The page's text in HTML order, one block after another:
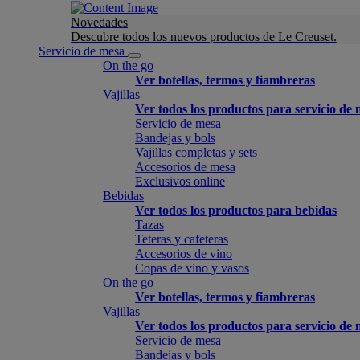
Novedades
Descubre todos los nuevos productos de Le Creuset.
Servicio de mesa
On the go
Ver botellas, termos y fiambreras
Vajillas
Ver todos los productos para servicio de
Servicio de mesa
Bandejas y bols
Vajillas completas y sets
Accesorios de mesa
Exclusivos online
Bebidas
Ver todos los productos para bebidas
Tazas
Teteras y cafeteras
Accesorios de vino
Copas de vino y vasos
On the go
Ver botellas, termos y fiambreras
Vajillas
Ver todos los productos para servicio de
Servicio de mesa
Bandejas y bols